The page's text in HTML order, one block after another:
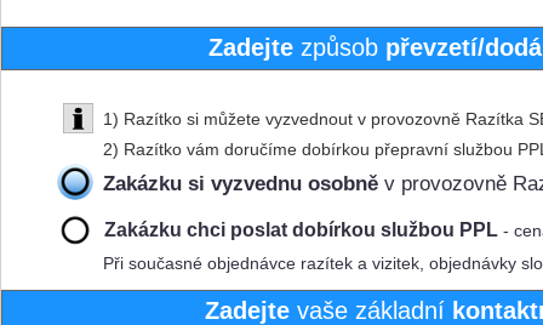
Zadejte vaše základní
1) Razítko si můžete vyzvednout v provozovně Razítka
2) Razítko vám doručíme dobírkou přepravní službou
Zakázku chci poslat dobírkou službou PPL -
Zakázku si vyzvednu osobně v provozovně
Zadejte způsob převzetí/
Při současné objednávce razítek a vizitek, objednávky